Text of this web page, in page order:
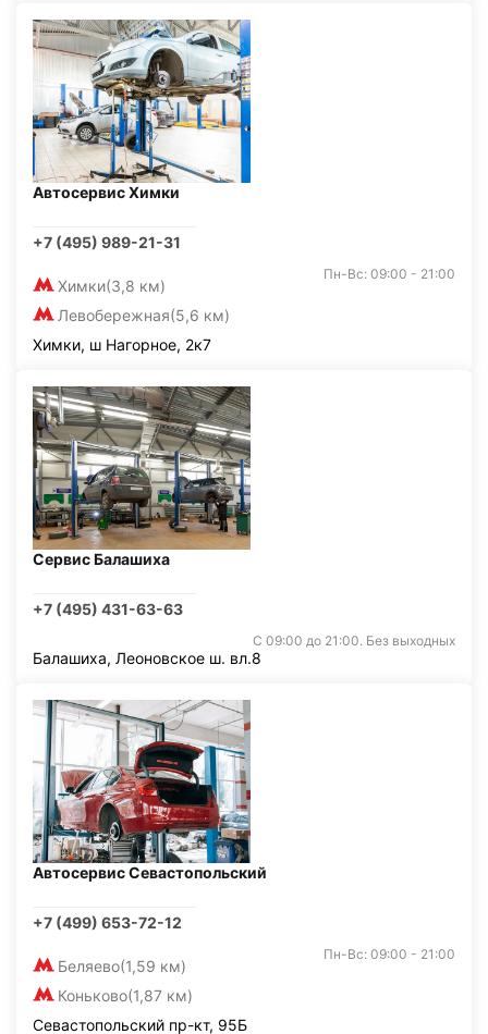
Автосервис Химки
+7 (495) 989-21-31
Химки(3,8 км)
Левобережная(5,6 км)
Пн-Вс: 09:00 - 21:00
Химки, ш Нагорное, 2к7
Сервис Балашиха
+7 (495) 431-63-63
С 09:00 до 21:00. Без выходных
Балашиха, Леоновское ш. вл.8
Автосервис Севастопольский
+7 (499) 653-72-12
Беляево(1,59 км)
Коньково(1,87 км)
Пн-Вс: 09:00 - 21:00
Севастопольский пр-кт, 95Б